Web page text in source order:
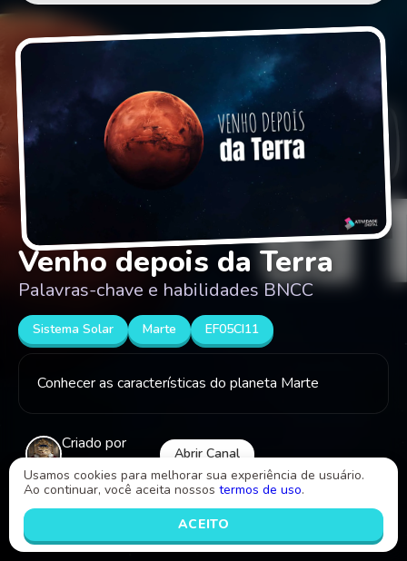
Venho depois da Terra
Palavras-chave e habilidades BNCC
Sistema Solar Marte EF05CI11
Conhecer as características do planeta Marte
Criado por
Abrir Canal
Usamos cookies para melhorar sua experiência de usuário.
Ao continuar, você aceita nossos termos de uso.
ACEITO